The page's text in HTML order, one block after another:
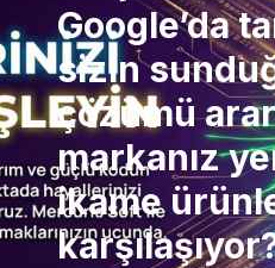
Google’da
sizin
çözümü
markanız
ikame